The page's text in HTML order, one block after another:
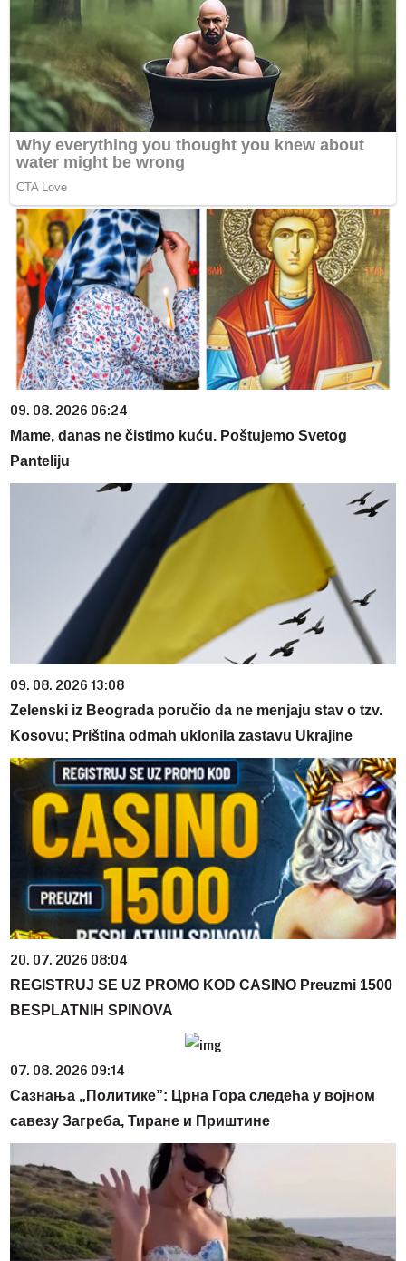
09. 08. 2026 06:24
Mame, danas ne čistimo kuću. Poštujemo Svetog
Panteliju
09. 08. 2026 13:08
Zelenski iz Beograda poručio da ne menjaju stav o tzv.
Kosovu; Priština odmah uklonila zastavu Ukrajine
20. 07. 2026 08:04
REGISTRUJ SE UZ PROMO KOD CASINO Preuzmi 1500
BESPLATNIH SPINOVA
07. 08. 2026 09:14
Сазнања „Политике”: Црна Гора следећа у војном
савезу Загреба, Тиране и Приштине